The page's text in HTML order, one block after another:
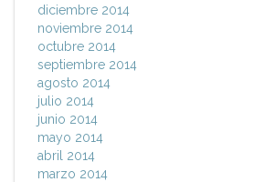
diciembre 2014
noviembre 2014
octubre 2014
septiembre 2014
agosto 2014
julio 2014
junio 2014
mayo 2014
abril 2014
marzo 2014